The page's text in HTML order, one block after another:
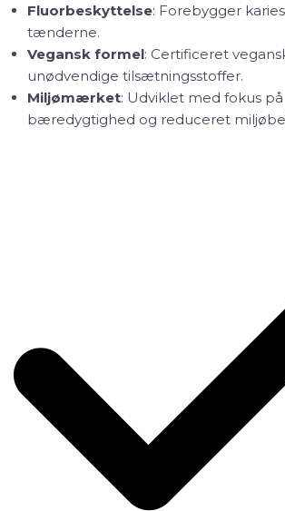
Fluorbeskyttelse: Forebygger
tænderne.
Vegansk formel: Certificeret
unødvendige tilsætningsstoffer.
Miljømærket: Udviklet med fokus på
bæredygtighed og reduceret